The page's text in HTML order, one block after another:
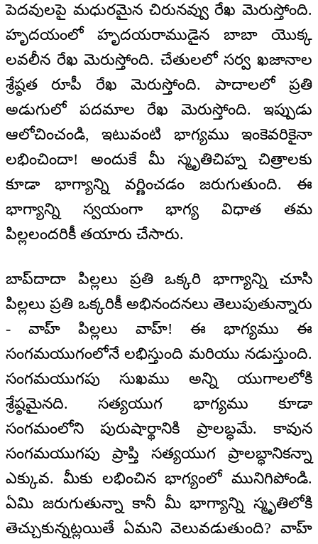
పెదవులపై మధురమైన చిరునవ్వు రేఖ మెరుస్తోంది.
హృదయంలో హృదయరాముడైన బాబా యొక్క
లవలీన రేఖ మెరుస్తోంది. చేతులలో సర్వ ఖజానాల
శ్రేష్ఠత రూపీ రేఖ మెరుస్తోంది. పాదాలలో ప్రతి
అడుగులో పదమాల రేఖ మెరుస్తోంది. ఇప్పుడు
ఆలోచించండి, ఇటువంటి భాగ్యము ఇంకెవరికైనా
లభించిందా! అందుకే మీ స్మృతిచిహ్న చిత్రాలకు
కూడా భాగ్యాన్ని వర్ణించడం జరుగుతుంది. ఈ
భాగ్యాన్ని స్వయంగా భాగ్య విధాత తమ
పిల్లలందరికీ తయారు చేసారు.
బాప్‌దాదా పిల్లలు ప్రతి ఒక్కరి భాగ్యాన్ని చూసి
పిల్లలు ప్రతి ఒక్కరికీ అభినందనలు తెలుపుతున్నారు
- వాహ్ పిల్లలు వాహ్! ఈ భాగ్యము ఈ
సంగమయుగంలోనే లభిస్తుంది మరియు నడుస్తుంది.
సంగమయుగపు సుఖము అన్ని యుగాలలోకి
శ్రేష్ఠమైనది. సత్యయుగ భాగ్యము కూడా
సంగమంలోని పురుషార్థానికి ప్రాలబ్ధమే. కావున
సంగమయుగపు ప్రాప్తి సత్యయుగ ప్రాలబ్ధానికన్నా
ఎక్కువ. మీకు లభించిన భాగ్యంలో మునిగిపోండి.
ఏమి జరుగుతున్నా కానీ మీ భాగ్యాన్ని స్మృతిలోకి
తెచ్చుకున్నట్లయితే ఏమని వెలువడుతుంది? వాహ్